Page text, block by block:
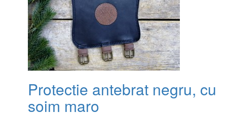
Protectie antebrat negru, cu
soim maro